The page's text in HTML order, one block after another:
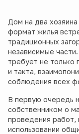
Дом на два
формат жилья
традиционных
независимые
требует не только
и такта,
соблюдения всех
В первую очередь
собственником о
проведения
использовании